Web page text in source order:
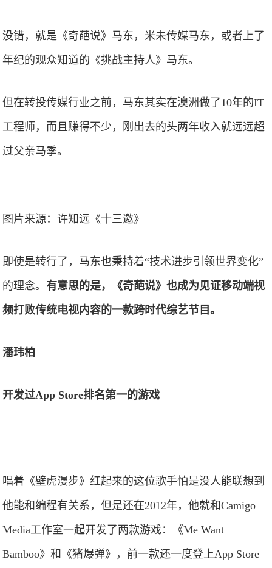
没错，就是《奇葩说》马东，米未传媒马东，或者上了
年纪的观众知道的《挑战主持人》马东。
但在转投传媒行业之前，马东其实在澳洲做了10年的IT
工程师，而且赚得不少，刚出去的头两年收入就远远超
过父亲马季。
图片来源：许知远《十三邀》
即使是转行了，马东也秉持着“技术进步引领世界变化”
的理念。有意思的是，《奇葩说》也成为见证移动端视
频打败传统电视内容的一款跨时代综艺节目。
潘玮柏
开发过App Store排名第一的游戏
唱着《壁虎漫步》红起来的这位歌手怕是没人能联想到
他能和编程有关系，但是还在2012年，他就和Camigo
Media工作室一起开发了两款游戏：《Me Want
Bamboo》和《猪爆弹》，前一款还一度登上App Store